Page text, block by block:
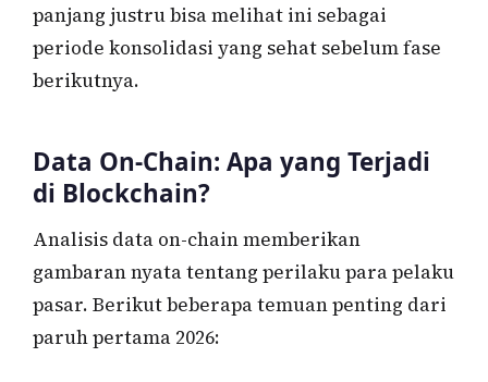
panjang justru bisa melihat ini sebagai
periode konsolidasi yang sehat sebelum fase
berikutnya.
Data On-Chain: Apa yang Terjadi
di Blockchain?
Analisis data on-chain memberikan
gambaran nyata tentang perilaku para pelaku
pasar. Berikut beberapa temuan penting dari
paruh pertama 2026: